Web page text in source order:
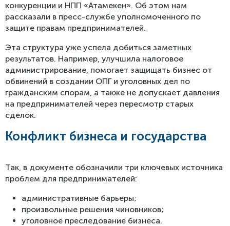
конкуренции и НПП «Атамекен». Об этом нам
рассказали в пресс-службе уполномоченного по
защите правам предпринимателей.
Эта структура уже успела добиться заметных
результатов. Например, улучшила налоговое
администрирование, помогает защищать бизнес от
обвинений в создании ОПГ и уголовных дел по
гражданским спорам, а также не допускает давления
на предпринимателей через пересмотр старых
сделок.
Конфликт бизнеса и государства
Так, в документе обозначили три ключевых источника
проблем для предпринимателей:
административные барьеры;
произвольные решения чиновников;
уголовное преследование бизнеса.